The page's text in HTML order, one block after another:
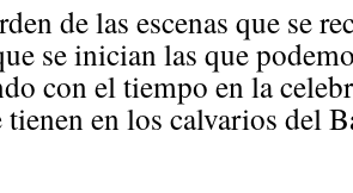
de las escenas que se
se inician las que
con el tiempo en la
en los calvarios del